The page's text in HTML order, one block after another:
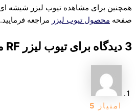
صفحه محصول تیوب لیزر مراجعه فرمایید.
3 دیدگاه برای تیوب لیزر RF مدل N-30
امتیاز
5